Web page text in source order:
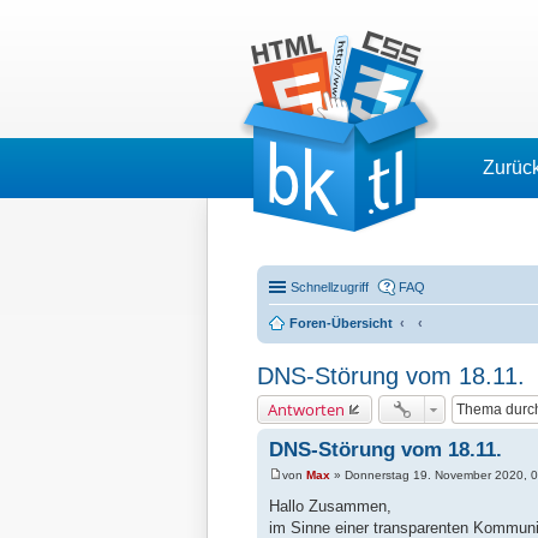
Schnellzugriff FAQ
Foren-Übersicht
DNS-Störung vom 18.11.
Antworten
DNS-Störung vom 18.11.
e
i
t
von Max » Donnerstag 19. November 2020,
Hallo Zusammen,
im Sinne einer transparenten